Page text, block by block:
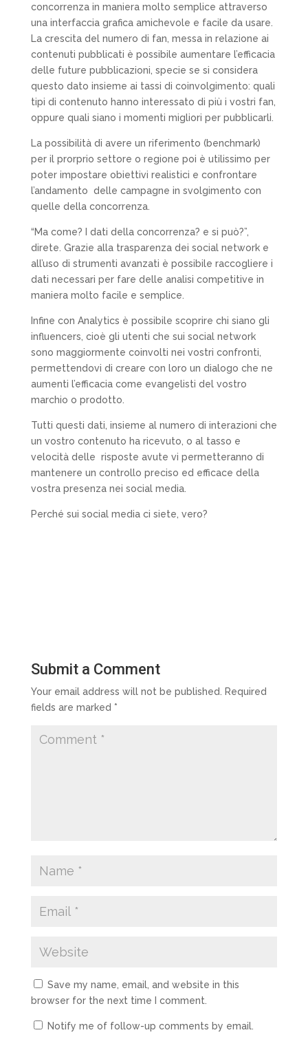
concorrenza in maniera molto semplice attraverso
una interfaccia grafica amichevole e facile da usare.
La crescita del numero di fan, messa in relazione ai
contenuti pubblicati è possibile aumentare l’efficacia
delle future pubblicazioni, specie se si considera
questo dato insieme ai tassi di coinvolgimento: quali
tipi di contenuto hanno interessato di più i vostri fan,
oppure quali siano i momenti migliori per pubblicarli.
La possibilità di avere un riferimento (benchmark)
per il prorprio settore o regione poi è utilissimo per
poter impostare obiettivi realistici e confrontare
l’andamento delle campagne in svolgimento con
quelle della concorrenza.
“Ma come? I dati della concorrenza? e si può?”,
direte. Grazie alla trasparenza dei social network e
all’uso di strumenti avanzati è possibile raccogliere i
dati necessari per fare delle analisi competitive in
maniera molto facile e semplice.
Infine con Analytics è possibile scoprire chi siano gli
influencers, cioè gli utenti che sui social network
sono maggiormente coinvolti nei vostri confronti,
permettendovi di creare con loro un dialogo che ne
aumenti l’efficacia come evangelisti del vostro
marchio o prodotto.
Tutti questi dati, insieme al numero di interazioni che
un vostro contenuto ha ricevuto, o al tasso e
velocità delle risposte avute vi permetteranno di
mantenere un controllo preciso ed efficace della
vostra presenza nei social media.
Perché sui social media ci siete, vero?
Submit a Comment
Your email address will not be published.
Required
fields are marked *
Save my name, email, and website in this
browser for the next time I comment.
Notify me of follow-up comments by email.